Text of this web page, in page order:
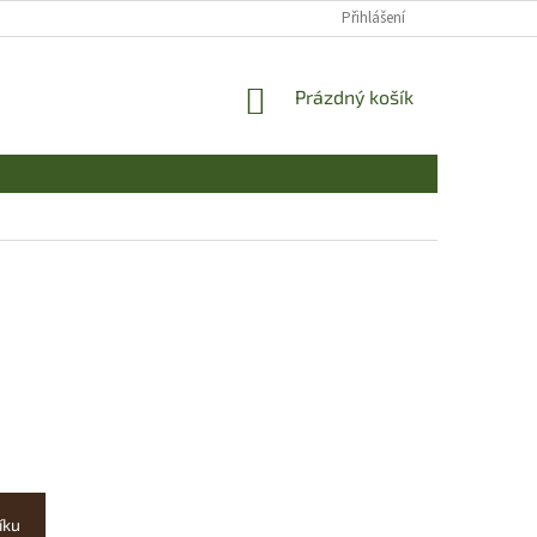
Přihlášení
NÁKUPNÍ
Prázdný košík